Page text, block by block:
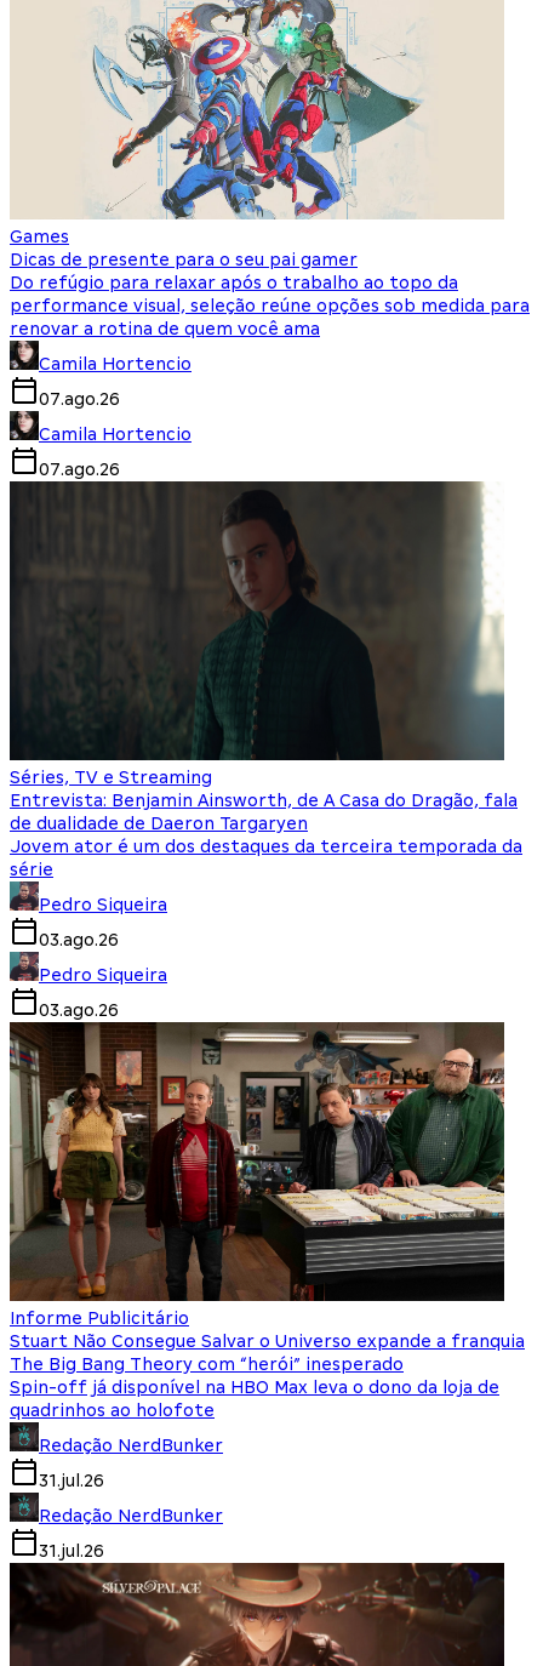
Games
Dicas de presente para o seu pai gamer
Do refúgio para relaxar após o trabalho ao topo da
performance visual, seleção reúne opções sob medida para
renovar a rotina de quem você ama
Camila Hortencio
07.ago.26
Camila Hortencio
07.ago.26
Séries, TV e Streaming
Entrevista: Benjamin Ainsworth, de A Casa do Dragão, fala
de dualidade de Daeron Targaryen
Jovem ator é um dos destaques da terceira temporada da
série
Pedro Siqueira
03.ago.26
Pedro Siqueira
03.ago.26
Informe Publicitário
Stuart Não Consegue Salvar o Universo expande a franquia
The Big Bang Theory com “herói” inesperado
Spin-off já disponível na HBO Max leva o dono da loja de
quadrinhos ao holofote
Redação NerdBunker
31.jul.26
Redação NerdBunker
31.jul.26